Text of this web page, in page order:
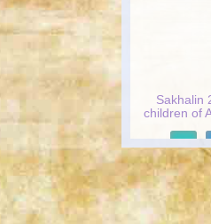
Sakhalin
children of